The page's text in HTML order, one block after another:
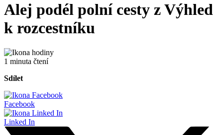
Alej podél polní cesty z Výhled
k rozcestníku
1 minuta čtení
Sdílet
Facebook
Linked In